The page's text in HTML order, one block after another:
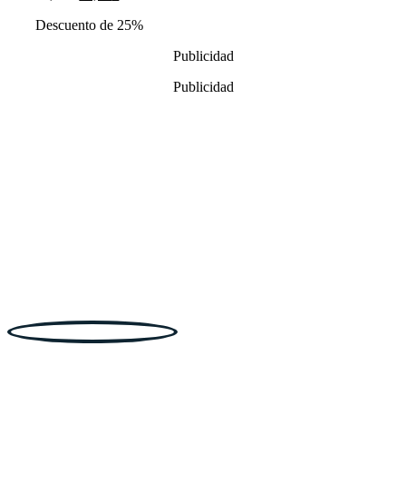
originalactual
Descuento de 25%
Publicidad
Publicidad